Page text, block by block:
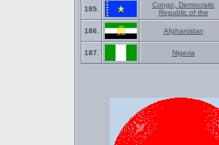
185.
Congo, Democratic
Republic of the
186. Afghanistan
187. Nigeria